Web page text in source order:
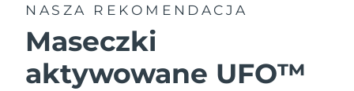
NASZA REKOMENDACJA
Maseczki
aktywowane UFO™